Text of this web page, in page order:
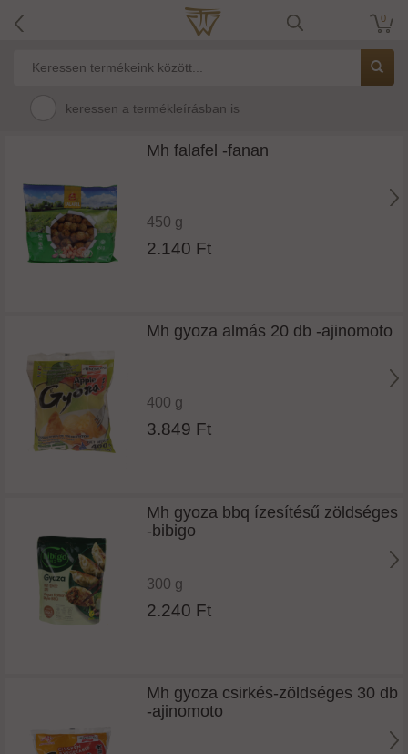
0
keressen a termékleírásban is
Mh falafel -fanan
450 g
2.140 Ft
Mh gyoza almás 20 db -ajinomoto
400 g
3.849 Ft
Mh gyoza bbq ízesítésű zöldséges
-bibigo
300 g
2.240 Ft
Mh gyoza csirkés-zöldséges 30 db
-ajinomoto